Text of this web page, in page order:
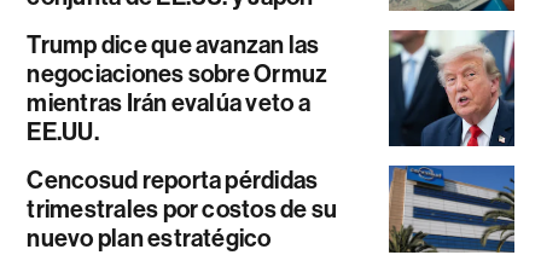
Trump dice que avanzan las
negociaciones sobre Ormuz
mientras Irán evalúa veto a
EE.UU.
Cencosud reporta pérdidas
trimestrales por costos de su
nuevo plan estratégico